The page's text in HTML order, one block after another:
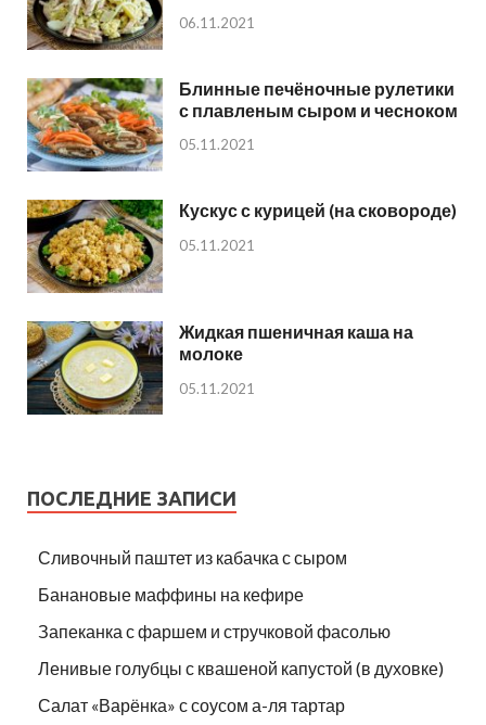
06.11.2021
Блинные печёночные рулетики
с плавленым сыром и чесноком
05.11.2021
Кускус с курицей (на сковороде)
05.11.2021
Жидкая пшеничная каша на
молоке
05.11.2021
ПОСЛЕДНИЕ ЗАПИСИ
Сливочный паштет из кабачка с сыром
Банановые маффины на кефире
Запеканка с фаршем и стручковой фасолью
Ленивые голубцы с квашеной капустой (в духовке)
Салат «Варёнка» с соусом а-ля тартар